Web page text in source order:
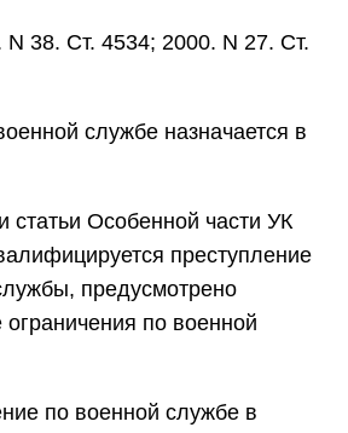
38. Ст. 4534; 2000. N 27. Ст.
службе назначается в
статьи Особенной части УК
преступление
предусмотрено
ограничения по военной
по военной службе в